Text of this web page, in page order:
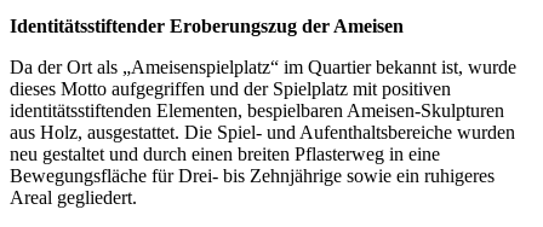
Identitätsstiftender Eroberungszug der Ameisen
Da der Ort als „Ameisenspielplatz“ im Quartier bekannt ist, wurde
dieses Motto aufgegriffen und der Spielplatz mit positiven
identitätsstiftenden Elementen, bespielbaren Ameisen-Skulpturen
aus Holz, ausgestattet. Die Spiel- und Aufenthaltsbereiche wurden
neu gestaltet und durch einen breiten Pflasterweg in eine
Bewegungsfläche für Drei- bis Zehnjährige sowie ein ruhigeres
Areal gegliedert.